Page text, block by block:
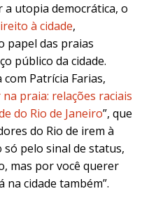
a utopia democrática, o
à cidade,
papel das praias
público da cidade.
Patrícia Farias,
praia: relações raciais
do Rio de Janeiro”, que
do Rio de irem à
pelo sinal de status,
mas por você querer
na cidade também”.